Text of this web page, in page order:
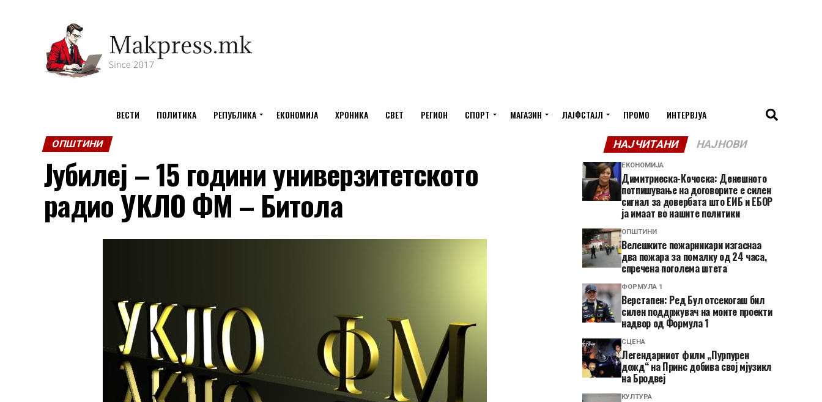
ВЕСТИ ПОЛИТИКА РЕПУБЛИКА ЕКОНОМИЈА ХРОНИКА СВЕТ РЕГИОН СПОРТ МАГАЗИН ЛАЈФСТАЈЛ ПРОМО ИНТЕРВЈУА
ОПШТИНИ
Јубилеј – 15 години универзитетското
радио УКЛО ФМ – Битола
НАЈЧИТАНИ НАЈНОВИ
ЕКОНОМИЈА
Димитриеска-Кочоска: Денешното
потпишување на договорите е силен
сигнал за довербата што ЕИБ и ЕБОР
ја имаат во нашите политики
ОПШТИНИ
Велешките пожарникари изгаснаа
два пожара за помалку од 24 часа,
спречена поголема штета
ФОРМУЛА 1
Верстапен: Ред Бул отсекогаш бил
силен поддржувач на моите проекти
надвор од Формула 1
СЦЕНА
Легендарниот филм „Пурпурен
дожд“ на Принс добива свој мјузикл
на Бродвеј
КУЛТУРА